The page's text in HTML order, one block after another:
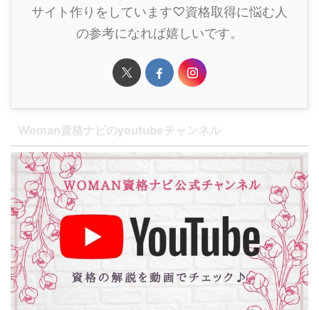
サイト作りをしています♡資格取得に悩む人
の参考になれば嬉しいです。
Woman資格ナビのyoutubeチャンネル